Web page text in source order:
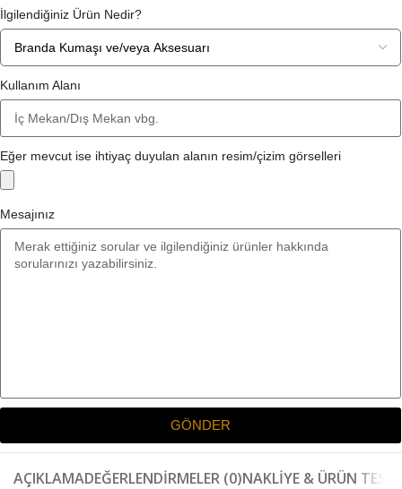
İlgilendiğiniz Ürün Nedir?
Kullanım Alanı
Eğer mevcut ise ihtiyaç duyulan alanın resim/çizim görselleri
Mesajınız
GÖNDER
AÇIKLAMADEĞERLENDIRMELER (0)NAKLIYE & ÜRÜN